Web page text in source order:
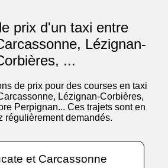
prix d'un taxi entre
Lézignan-
...
de prix pour des courses en taxi
Lézignan-Corbières,
Perpignan... Ces trajets sont en
régulièrement demandés.
et Carcassonne